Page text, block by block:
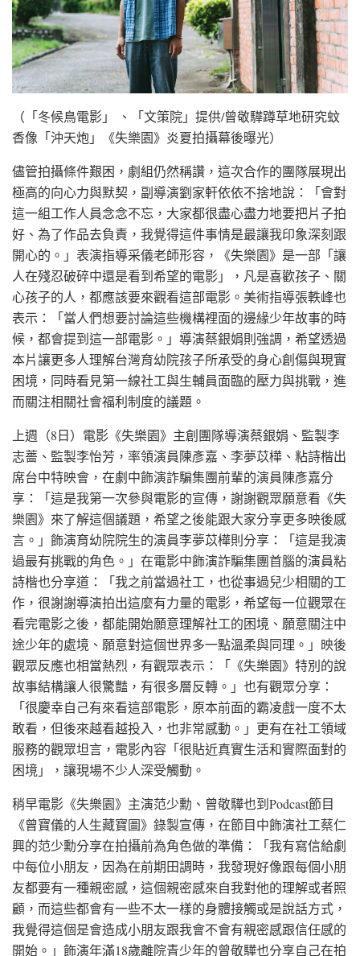
（「冬候鳥電影」 、「文策院」提供/曾敬驊蹲草地研究蚊
香像「沖天炮」《失樂園》炎夏拍攝幕後曝光）
儘管拍攝條件艱困，劇組仍然稱讚，這次合作的團隊展現出
極高的向心力與默契，副導演劉家軒依依不捨地說：「會對
這一組工作人員念念不忘，大家都很盡心盡力地要把片子拍
好、為了作品去負責，我覺得這件事情是最讓我印象深刻跟
開心的。」表演指導采儀老師形容，《失樂園》是一部「讓
人在殘忍破碎中還是看到希望的電影」，凡是喜歡孩子、關
心孩子的人，都應該要來觀看這部電影。美術指導張軼峰也
表示：「當人們想要討論這些機構裡面的邊緣少年故事的時
候，都會提到這一部電影。」導演蔡銀娟則強調，希望透過
本片讓更多人理解台灣育幼院孩子所承受的身心創傷與現實
困境，同時看見第一線社工與生輔員面臨的壓力與挑戰，進
而關注相關社會福利制度的議題。
上週（8日）電影《失樂園》主創團隊導演蔡銀娟、監製李
志薔、監製李怡芳，率領演員陳彥嘉、李夢苡樺、粘詩楷出
席台中特映會，在劇中飾演詐騙集團前輩的演員陳彥嘉分
享：「這是我第一次參與電影的宣傳，謝謝觀眾願意看《失
樂園》來了解這個議題，希望之後能跟大家分享更多映後感
言。」飾演育幼院院生的演員李夢苡樺則分享：「這是我演
過最有挑戰的角色。」在電影中飾演詐騙集團首腦的演員粘
詩楷也分享道：「我之前當過社工，也從事過兒少相關的工
作，很謝謝導演拍出這麼有力量的電影，希望每一位觀眾在
看完電影之後，都能開始願意理解社工的困境、願意關注中
途少年的處境、願意對這個世界多一點溫柔與同理。」映後
觀眾反應也相當熱烈，有觀眾表示：「《失樂園》特別的說
故事結構讓人很驚豔，有很多層反轉。」也有觀眾分享：
「很慶幸自己有來看這部電影，原本前面的霸凌戲一度不太
敢看，但後來越看越投入，也非常感動。」更有在社工領域
服務的觀眾坦言，電影內容「很貼近真實生活和實際面對的
困境」，讓現場不少人深受觸動。
稍早電影《失樂園》主演范少勳、曾敬驊也到Podcast節目
《曾寶儀的人生藏寶圖》錄製宣傳，在節目中飾演社工蔡仁
興的范少勳分享在拍攝前為角色做的準備：「我有寫信給劇
中每位小朋友，因為在前期田調時，我發現好像跟每個小朋
友都要有一種親密感，這個親密感來自我對他的理解或者照
顧，而這些都會有一些不太一樣的身體接觸或是說話方式，
我覺得這個是會造成小朋友跟我會不會有親密感跟信任感的
開始。」飾演年滿18歲離院青少年的曾敬驊也分享自己在拍